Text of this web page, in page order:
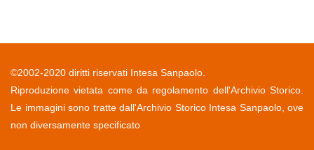
©2002-2020 diritti riservati Intesa Sanpaolo.
Riproduzione vietata come da regolamento dell'Archivio Storico.
Le immagini sono tratte dall'Archivio Storico Intesa Sanpaolo, ove
non diversamente specificato